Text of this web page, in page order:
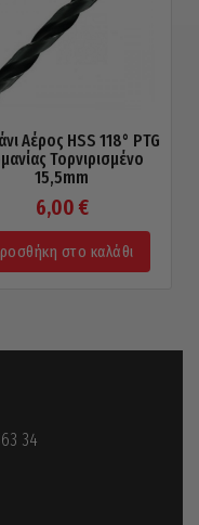
Αέρος HSS 118° PTG
Τορνιρισμένο
15,5mm
6,00 €
στο καλάθι
34